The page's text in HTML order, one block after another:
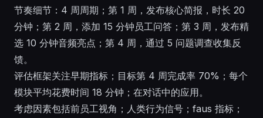
节奏细节：4 周周期；第 1 周，发布核心简报，时长 20
分钟；第 2 周，添加 15 分钟员工问答；第 3 周，发布精
选 10 分钟音频亮点；第 4 周，通过 5 问题调查收集反
馈。
评估框架关注早期指标；目标第 4 周完成率 70%；每个
模块平均花费时间 18 分钟；在对话中的应用。
考虑因素包括前员工视角；人类行为信号；faus 指标；